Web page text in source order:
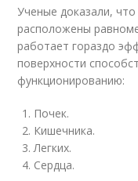
Ученые доказали,
расположены
работает гораздо
поверхности
функционированию:
Почек.
Кишечника.
Легких.
Сердца.